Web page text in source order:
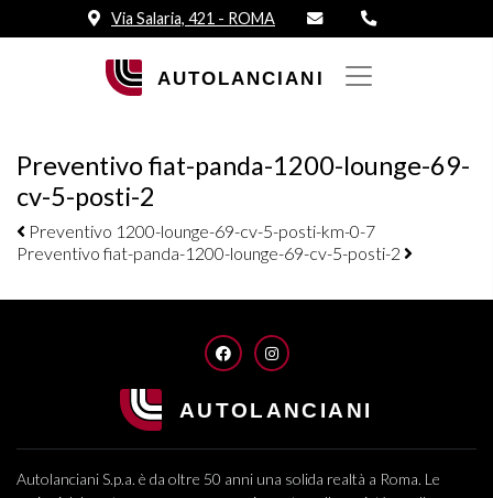
Via Salaria, 421 - ROMA
Preventivo fiat-panda-1200-lounge-69-
cv-5-posti-2
Navigazione elementi
Preventivo 1200-lounge-69-cv-5-posti-km-0-7
Preventivo fiat-panda-1200-lounge-69-cv-5-posti-2
FACEBOOKINSTAGRAM
Autolanciani S.p.a. è da oltre 50 anni una solida realtà a Roma. Le